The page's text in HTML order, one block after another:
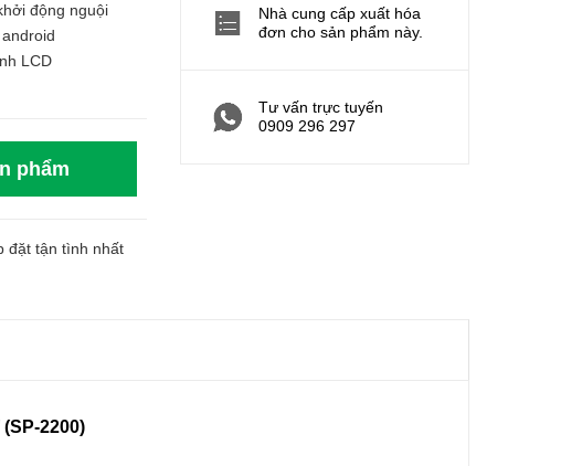
động nguội
LCD
phẩm
đặt tận tình nhất
Nhà cung cấp xuất hóa
đơn cho sản phẩm này.
Tư vấn trực tuyến
0909 296 297
2200)